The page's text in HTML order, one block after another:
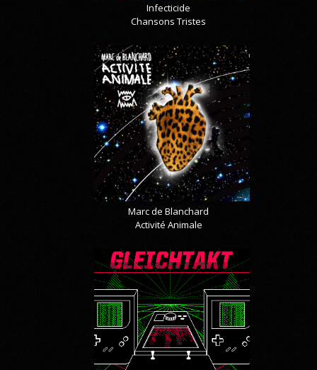
Infecticide
Chansons Tristes
Marc de Blanchard
Activité Animale